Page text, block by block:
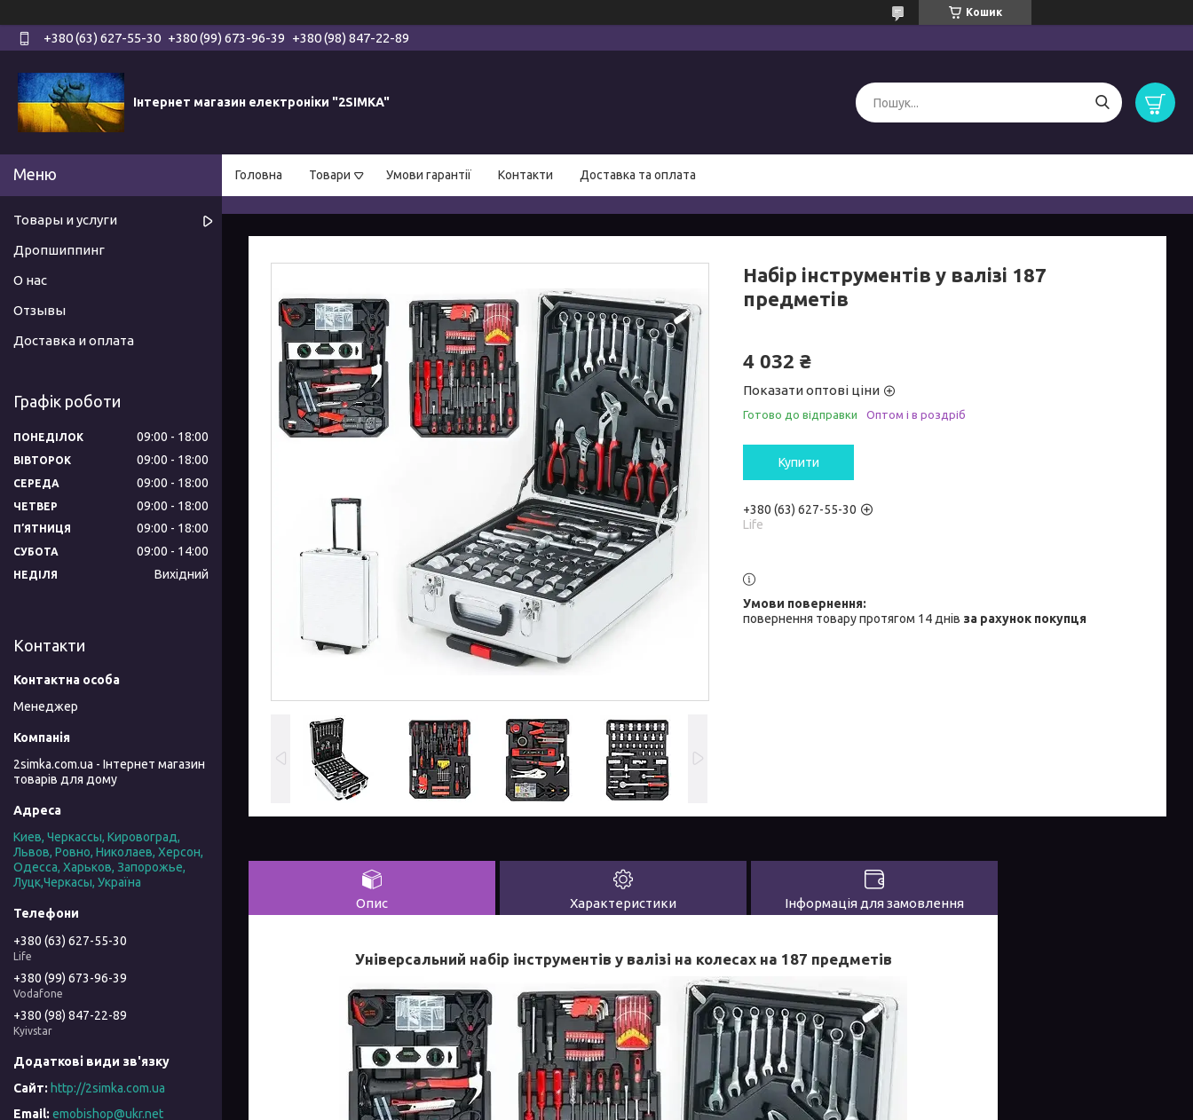
Кошик
+380 (63) 627-55-30 +380 (99) 673-96-39 +380 (98) 847-22-89
Інтернет магазин електроніки "2SIMKA"
Головна Товари Умови гарантії Контакти Доставка та оплата
Набір інструментів у валізі 187
предметів
4 032 ₴
Показати оптові ціни
Готово до відправки Оптом і в роздріб
Купити
+380 (63) 627-55-30
Life
повернення товару протягом 14 днів за рахунок покупця
Опис Характеристики Інформація для замовлення
Універсальний набір інструментів у валізі на колесах на 187 предметів
Товары и услуги
Дропшиппинг
О нас
Отзывы
Доставка и оплата
Графік роботи
ПОНЕДІЛОК 09:00 18:00
ВІВТОРОК 09:00 18:00
СЕРЕДА 09:00 18:00
ЧЕТВЕР 09:00 18:00
ПʼЯТНИЦЯ 09:00 18:00
СУБОТА 09:00 14:00
НЕДІЛЯ Вихідний
Контакти
Менеджер
2simka.com.ua - Інтернет магазин
товарів для дому
Киев, Черкассы, Кировоград,
Львов, Ровно, Николаев, Херсон,
Одесса, Харьков, Запорожье,
Луцк,Черкасы, Україна
+380 (63) 627-55-30
Life
+380 (99) 673-96-39
Vodafone
+380 (98) 847-22-89
Kyivstar
http://2simka.com.ua
emobishop@ukr.net